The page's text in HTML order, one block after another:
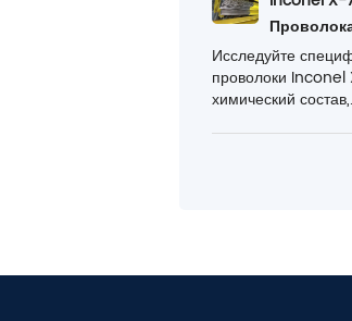
сварочные работы.
какой никелевый
правильным
вашего проекта.
свойства
Исследуйте
проволоки
химический состав,